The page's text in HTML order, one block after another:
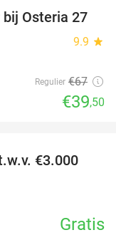
41%
Osteria 27
9.9 star
Regulier €67
€39,50
€3.000
Gratis